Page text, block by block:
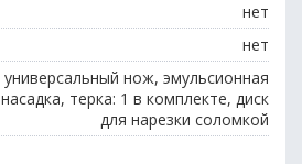
нет
нет
универсальный нож, эмульсионная
насадка, терка: 1 в комплекте, диск
для нарезки соломкой